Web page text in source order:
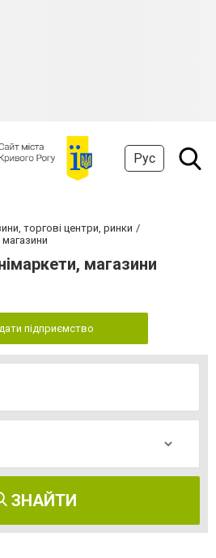
Рус
торгові центри, ринки
магазини
підприємство
ЗНАЙТИ